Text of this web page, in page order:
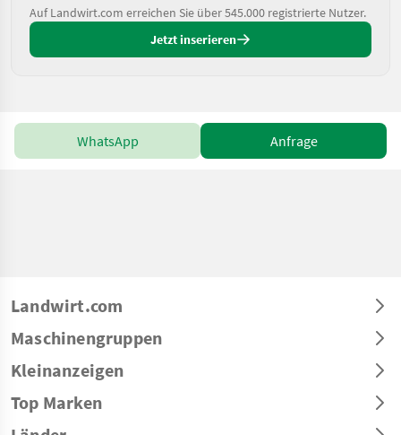
Auf Landwirt.com erreichen Sie über 545.000 registrierte Nutzer.
Jetzt inserieren
WhatsApp Anfrage
Landwirt.com
Maschinengruppen
Kleinanzeigen
Top Marken